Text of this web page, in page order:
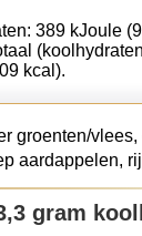
389 kJoule
kcal).
groenten/
aardappelen,
gram